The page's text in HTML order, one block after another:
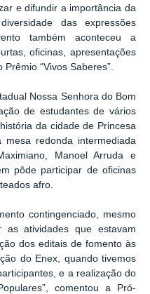
e difundir a importância da
das expressões
também aconteceu a
oficinas, apresentações
“Vivos Saberes”.
Nossa Senhora do Bom
de estudantes de vários
da cidade de Princesa
redonda intermediada
Manoel Arruda e
pôde participar de oficinas
afro.
contingenciado, mesmo
as atividades que estavam
dos editais de fomento às
do Enex, quando tivemos
e a realização do
comentou a Pró-